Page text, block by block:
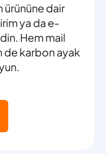
ürününe dair
ya da e-
Hem mail
de karbon ayak